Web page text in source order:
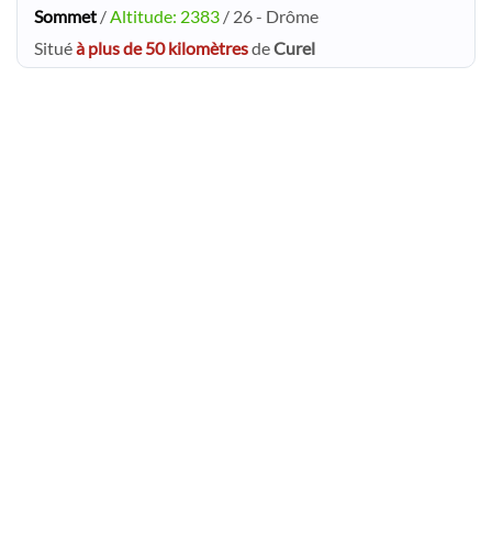
Sommet /Altitude: 2383 / 26 - Drôme
Situéà plus de 50 kilomètresdeCurel